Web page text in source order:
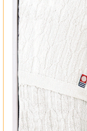
結婚引き出物
出産祝い
結婚祝い
新築祝い
初盆・新盆